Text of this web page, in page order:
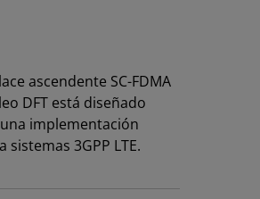
ascendente SC-FDMA
DFT está diseñado
implementación
3GPP LTE.